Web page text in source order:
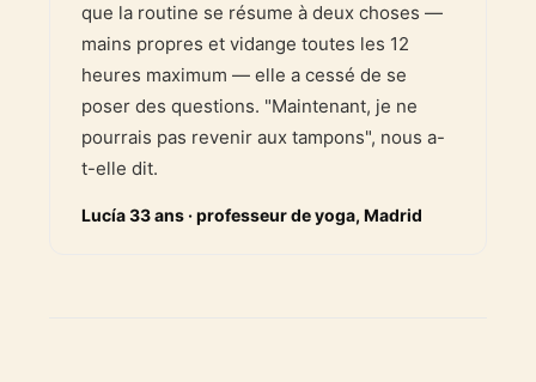
que la routine se résume à deux choses —
mains propres et vidange toutes les 12
heures maximum — elle a cessé de se
poser des questions. "Maintenant, je ne
pourrais pas revenir aux tampons", nous a-
t-elle dit.
Lucía 33 ans · professeur de yoga, Madrid